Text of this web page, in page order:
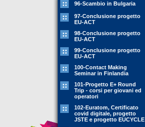
96-Scambio in Bulgaria
97-Conclusione progetto
EU-ACT
98-Conclusione progetto
EU-ACT
99-Conclusione progetto
EU-ACT
100-Contact Making
Seminar in Finlandia
101-Progetto E+ Round
Trip - corsi per giovani ed
operatori
102-Euratom, Certificato
covid digitale, progetto
JSTE e progetto EUCYCLE